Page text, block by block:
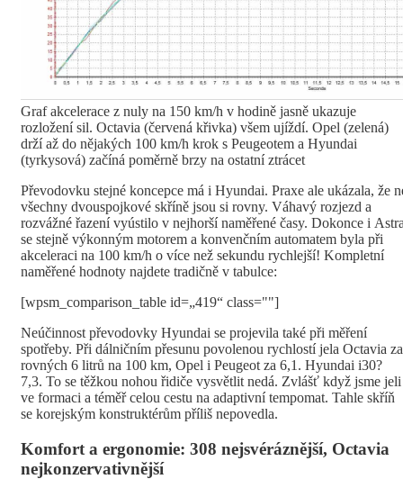
Graf akcelerace z nuly na 150 km/h v hodině jasně ukazuje
rozložení sil. Octavia (červená křivka) všem ujíždí. Opel (zelená)
drží až do nějakých 100 km/h krok s Peugeotem a Hyundai
(tyrkysová) začíná poměrně brzy na ostatní ztrácet
Převodovku stejné koncepce má i Hyundai. Praxe ale ukázala, že
všechny dvouspojkové skříně jsou si rovny. Váhavý rozjezd a
rozvážné řazení vyústilo v nejhorší naměřené časy. Dokonce i
se stejně výkonným motorem a konvenčním automatem byla při
akceleraci na 100 km/h o více než sekundu rychlejší! Kompletní
naměřené hodnoty najdete tradičně v tabulce:
[wpsm_comparison_table id=„419“ class=""]
Neúčinnost převodovky Hyundai se projevila také při měření
spotřeby. Při dálničním přesunu povolenou rychlostí jela Octavia za
rovných 6 litrů na 100 km, Opel i Peugeot za 6,1. Hyundai i30?
7,3. To se těžkou nohou řidiče vysvětlit nedá. Zvlášť když jsme jeli
ve formaci a téměř celou cestu na adaptivní tempomat. Tahle skříň
se korejským konstruktérům příliš nepovedla.
Komfort a ergonomie: 308 nejsvéráznější, Octavia
nejkonzervativnější